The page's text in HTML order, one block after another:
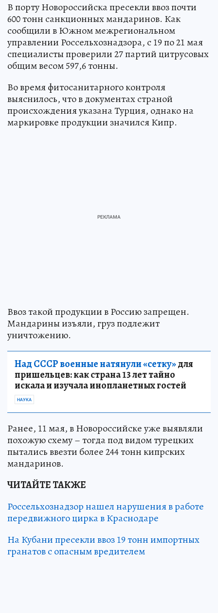
В порту Новороссийска пресекли ввоз почти
600 тонн санкционных мандаринов. Как
сообщили в Южном межрегиональном
управлении Россельхознадзора, с 19 по 21 мая
специалисты проверили 27 партий цитрусовых
общим весом 597,6 тонны.
Во время фитосанитарного контроля
выяснилось, что в документах страной
происхождения указана Турция, однако на
маркировке продукции значился Кипр.
Ввоз такой продукции в Россию запрещен.
Мандарины изъяли, груз подлежит
уничтожению.
Над СССР военные натянули «сетку»для
пришельцев: как страна 13 лет тайно
искала и изучала инопланетных гостей
НАУКА
Ранее, 11 мая, в Новороссийске уже выявляли
похожую схему – тогда под видом турецких
пытались ввезти более 244 тонн кипрских
мандаринов.
ЧИТАЙТЕ ТАКЖЕ
Россельхознадзор нашел нарушения в работе
передвижного цирка в Краснодаре
На Кубани пресекли ввоз 19 тонн импортных
гранатов с опасным вредителем